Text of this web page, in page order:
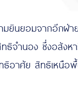
ยินยอมจากอีกฝ่า
ธิจำนอง ซึ่งอสัง
อาศัย สิทธิเหนื